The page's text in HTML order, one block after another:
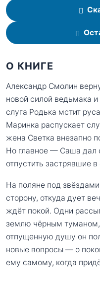
О КНИГЕ
Александр Смолин
новой силой ведьмака
слуга Родька мстит
Маринка распускает
жена Светка внезапно
Но главное — Саша дал
отпустить застрявшие
На поляне под
сторону, откуда дует
ждёт покой. Одни
землю чёрным
отпущенную душу он
новые вопросы — о
ему самому, когда